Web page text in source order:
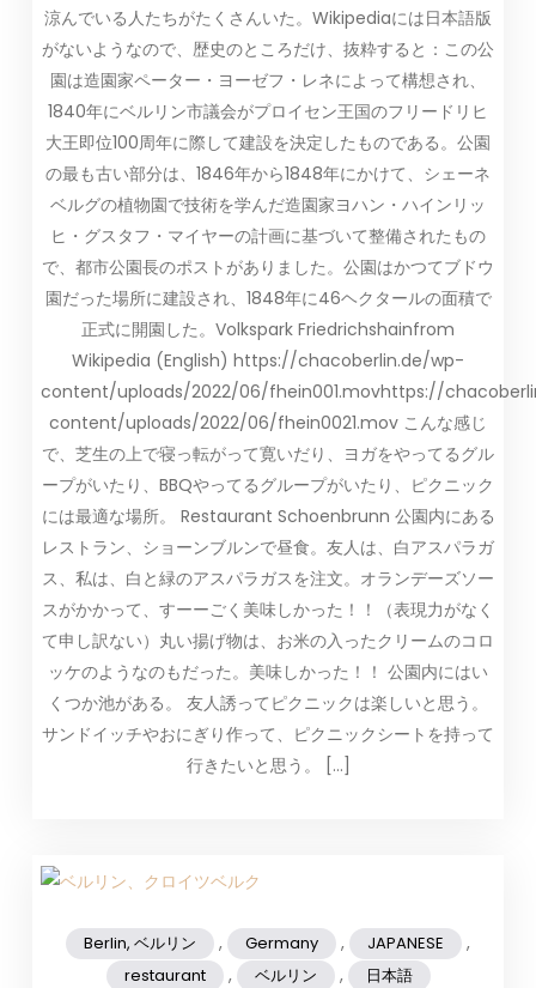
涼んでいる人たちがたくさんいた。Wikipediaには日本語版
がないようなので、歴史のところだけ、抜粋すると：この公
園は造園家ペーター・ヨーゼフ・レネによって構想され、
1840年にベルリン市議会がプロイセン王国のフリードリヒ
大王即位100周年に際して建設を決定したものである。公園
の最も古い部分は、1846年から1848年にかけて、シェーネ
ベルグの植物園で技術を学んだ造園家ヨハン・ハインリッ
ヒ・グスタフ・マイヤーの計画に基づいて整備されたもの
で、都市公園長のポストがありました。公園はかつてブドウ
園だった場所に建設され、1848年に46ヘクタールの面積で
正式に開園した。Volkspark Friedrichshainfrom
Wikipedia (English) https://chacoberlin.de/wp-
content/uploads/2022/06/fhein001.movhttps://
content/uploads/2022/06/fhein0021.mov こんな感じ
で、芝生の上で寝っ転がって寛いだり、ヨガをやってるグル
ープがいたり、BBQやってるグループがいたり、ピクニック
には最適な場所。 Restaurant Schoenbrunn 公園内にある
レストラン、ショーンブルンで昼食。友人は、白アスパラガ
ス、私は、白と緑のアスパラガスを注文。オランデーズソー
スがかかって、すーーごく美味しかった！！（表現力がなく
て申し訳ない）丸い揚げ物は、お米の入ったクリームのコロ
ッケのようなのもだった。美味しかった！！ 公園内にはい
くつか池がある。 友人誘ってピクニックは楽しいと思う。
サンドイッチやおにぎり作って、ピクニックシートを持って
行きたいと思う。 […]
Berlin, ベルリン , Germany , JAPANESE ,
restaurant , ベルリン , 日本語